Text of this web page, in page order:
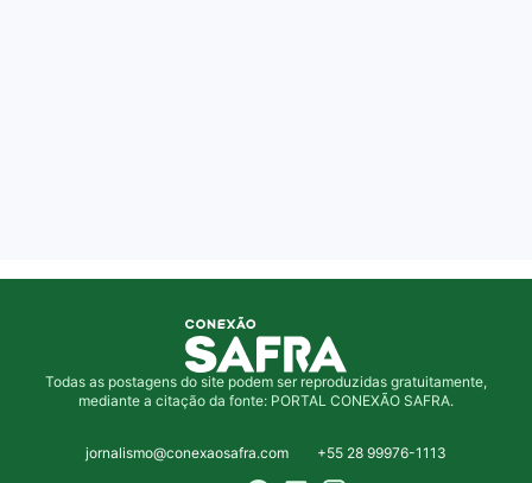
Todas as postagens do site podem ser reproduzidas gratuitamente,
mediante a citação da fonte: PORTAL CONEXÃO SAFRA.
jornalismo@conexaosafra.com +55 28 99976-1113